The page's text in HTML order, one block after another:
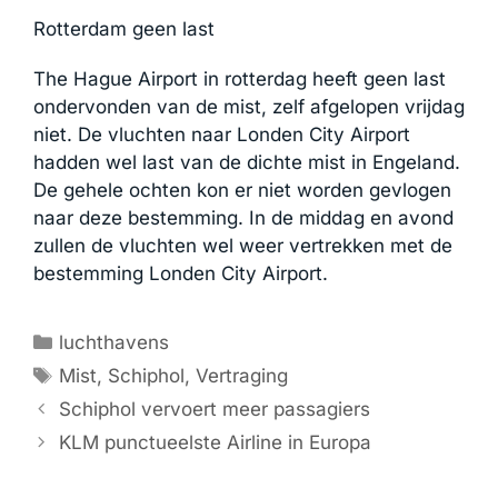
Rotterdam geen last
The Hague Airport in rotterdag heeft geen last
ondervonden van de mist, zelf afgelopen vrijdag
niet. De vluchten naar Londen City Airport
hadden wel last van de dichte mist in Engeland.
De gehele ochten kon er niet worden gevlogen
naar deze bestemming. In de middag en avond
zullen de vluchten wel weer vertrekken met de
bestemming Londen City Airport.
Categorieën
luchthavens
Tags
Mist, Schiphol,Vertraging
Schiphol vervoert meer passagiers
KLM punctueelste Airline in Europa